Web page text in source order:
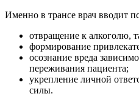
Именно в трансе врач вводит
отвращение к алкоголю,
формирование
осознание вреда
переживания пациента;
укрепление личной
силы.